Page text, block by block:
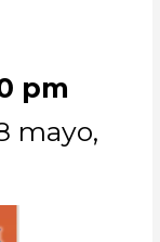
pm
mayo,